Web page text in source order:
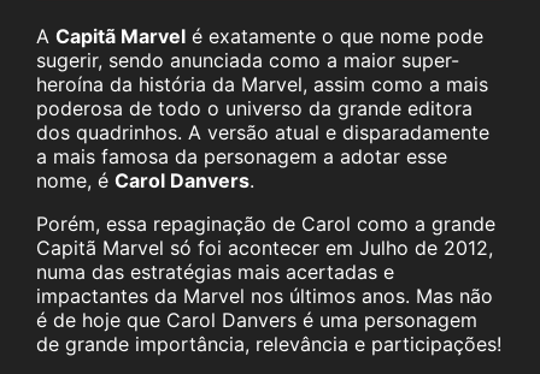
A Capitã Marvel é exatamente o que nome pode
sugerir, sendo anunciada como a maior super-
heroína da história da Marvel, assim como a mais
poderosa de todo o universo da grande editora
dos quadrinhos. A versão atual e disparadamente
a mais famosa da personagem a adotar esse
nome, é Carol Danvers.
Porém, essa repaginação de Carol como a grande
Capitã Marvel só foi acontecer em Julho de 2012,
numa das estratégias mais acertadas e
impactantes da Marvel nos últimos anos. Mas não
é de hoje que Carol Danvers é uma personagem
de grande importância, relevância e participações!